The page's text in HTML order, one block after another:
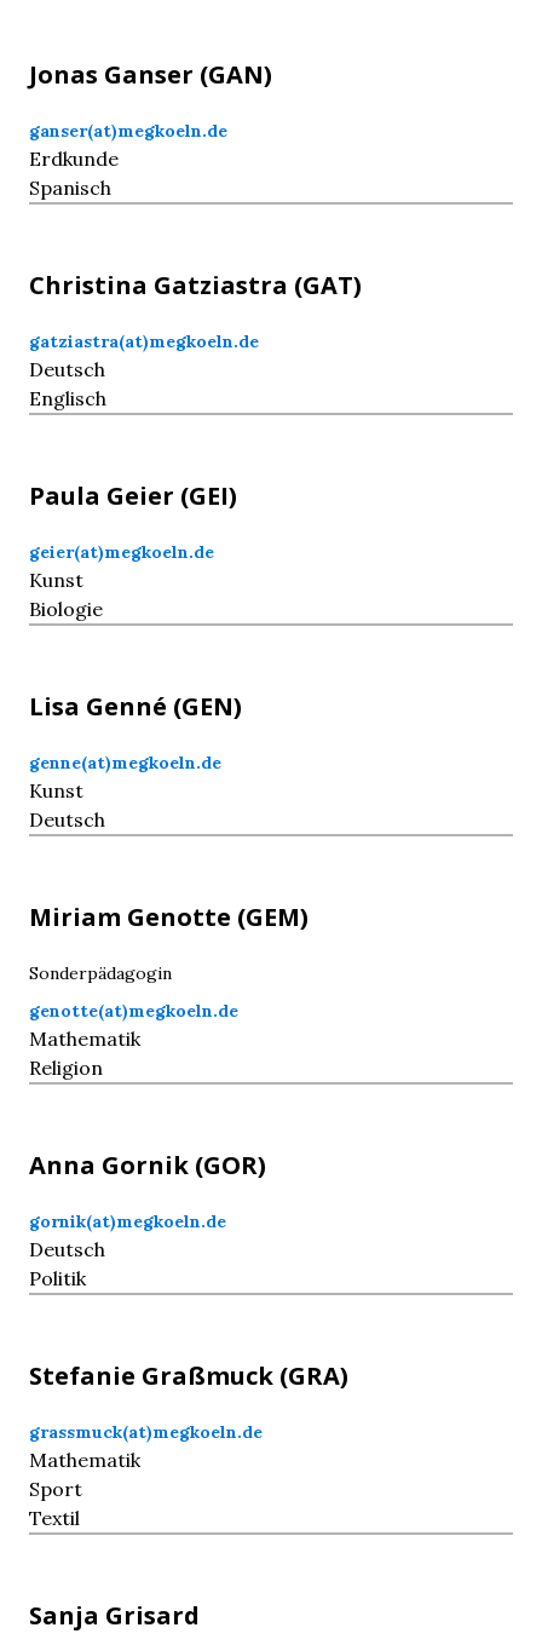
Jonas Ganser (GAN)
ganser(at)megkoeln.de
Erdkunde
Spanisch
Christina Gatziastra (GAT)
gatziastra(at)megkoeln.de
Deutsch
Englisch
Paula Geier (GEI)
geier(at)megkoeln.de
Kunst
Biologie
Lisa Genné (GEN)
genne(at)megkoeln.de
Kunst
Deutsch
Miriam Genotte (GEM)
Sonderpädagogin
genotte(at)megkoeln.de
Mathematik
Religion
Anna Gornik (GOR)
gornik(at)megkoeln.de
Deutsch
Politik
Stefanie Graßmuck (GRA)
grassmuck(at)megkoeln.de
Mathematik
Sport
Textil
Sanja Grisard